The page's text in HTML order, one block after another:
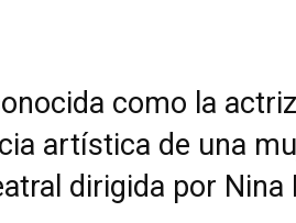
como la
artística de una
dirigida por